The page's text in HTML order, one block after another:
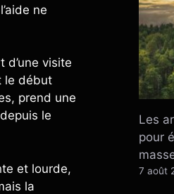
ne
visite
le début
prend une
le
et lourde,
la
Les
pour
7 août